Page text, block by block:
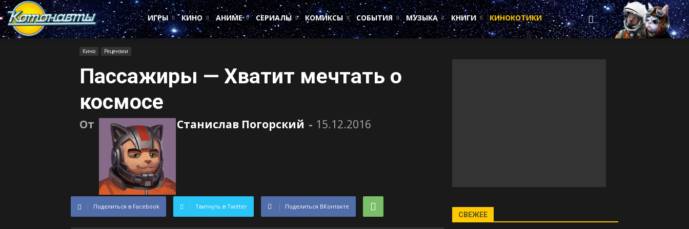
Котонавты
ИГРЫ
КИНО АНИМЕ СЕРИАЛЫ КОМИКСЫ СОБЫТИЯ МУЗЫКА КНИГИ КИНОКОТИКИ
Кино Рецензии
Пассажиры — Хватит мечтать о
космосе
От Станислав Погорский - 15.12.2016
Поделиться в Facebook Твитнуть в Twitter Поделиться ВКонтакте
СВЕЖЕЕ